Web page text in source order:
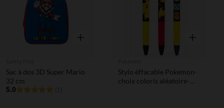
Aperçu rapide
Sac à dos 3D Super Mario
32 cm
5.0
Aperçu
Stylo éffacable Pokemon-
choix coloris aléatoire-